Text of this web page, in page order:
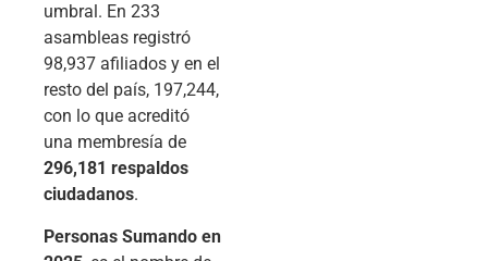
umbral. En 233
asambleas registró
98,937 afiliados y en el
resto del país, 197,244,
con lo que acreditó
una membresía de
296,181 respaldos
ciudadanos.
Personas Sumando en